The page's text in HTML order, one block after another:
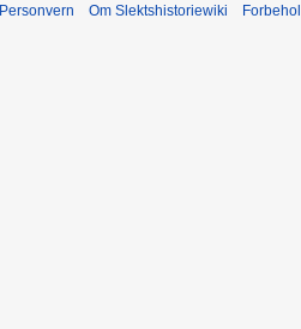
Personvern Om Slektshistoriewiki